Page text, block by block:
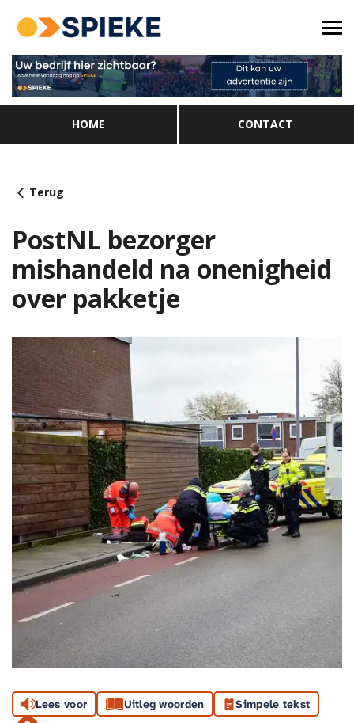
HOME CONTACT
Terug
PostNL bezorger
mishandeld na onenigheid
over pakketje
Lees voor Uitleg woorden Simpele tekst